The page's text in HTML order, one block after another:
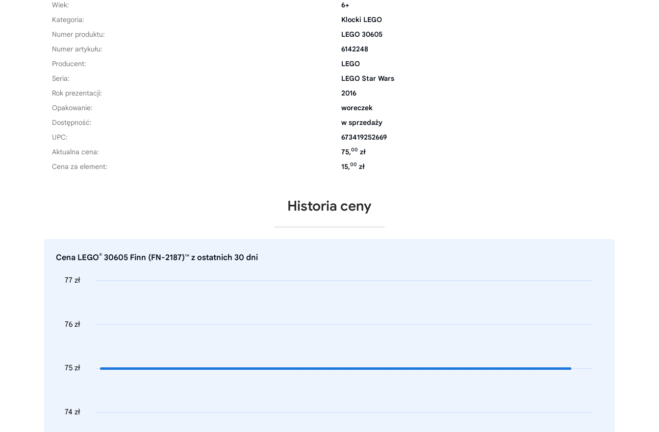
Wiek:
6+
Kategoria:
Klocki LEGO
Numer produktu:
LEGO 30605
Numer artykułu:
6142248
Producent:
LEGO
Seria:
LEGO Star Wars
Rok prezentacji:
2016
Opakowanie:
woreczek
Dostępność:
w sprzedaży
UPC:
673419252669
Aktualna cena:
75,00 zł
Cena za element:
15,00 zł
Historia ceny
Cena LEGO® 30605 Finn (FN-2187)™ z ostatnich 30 dni
77 zł
76 zł
75 zł
74 zł